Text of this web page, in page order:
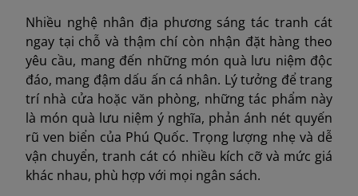
Nhiều nghệ nhân địa phương sáng tác tranh cát
ngay tại chỗ và thậm chí còn nhận đặt hàng theo
yêu cầu, mang đến những món quà lưu niệm độc
đáo, mang đậm dấu ấn cá nhân. Lý tưởng để trang
trí nhà cửa hoặc văn phòng, những tác phẩm này
là món quà lưu niệm ý nghĩa, phản ánh nét quyến
rũ ven biển của Phú Quốc. Trọng lượng nhẹ và dễ
vận chuyển, tranh cát có nhiều kích cỡ và mức giá
khác nhau, phù hợp với mọi ngân sách.